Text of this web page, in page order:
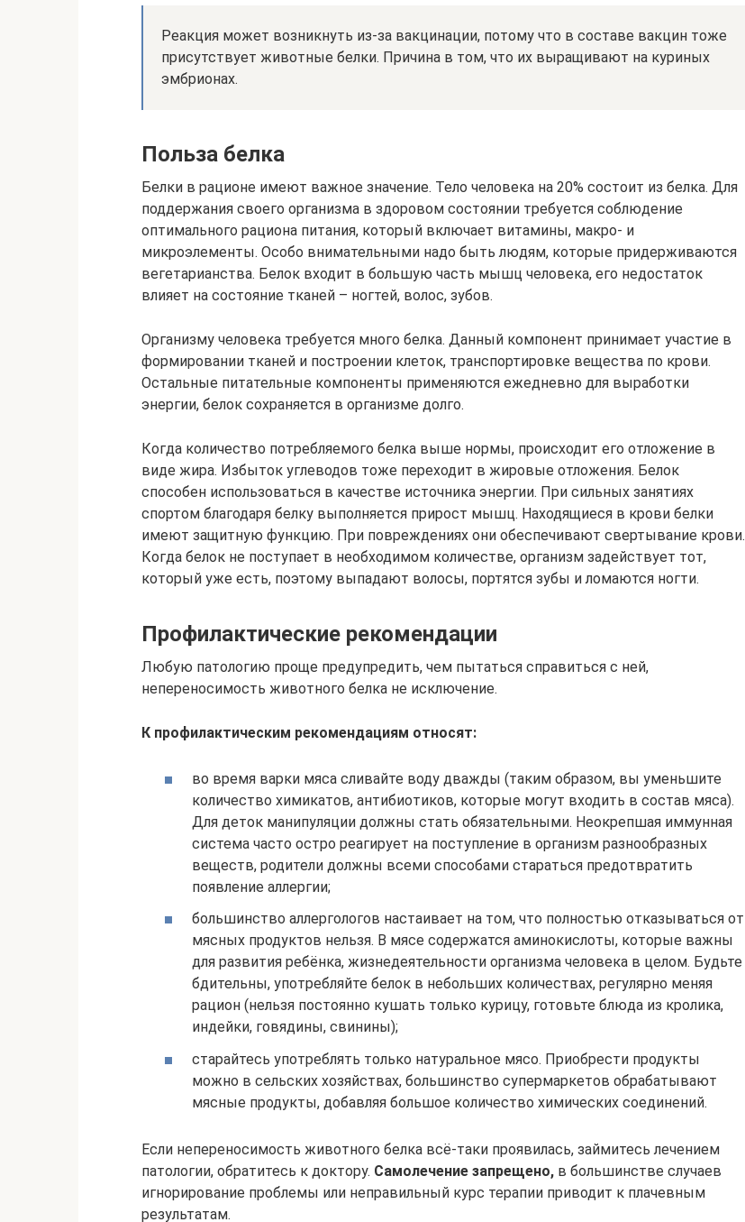
Реакция может возникнуть из-за вакцинации, потому что в составе вакцин тоже
присутствует животные белки. Причина в том, что их выращивают на куриных
эмбрионах.
Польза белка
Белки в рационе имеют важное значение. Тело человека на 20% состоит из белка. Для
поддержания своего организма в здоровом состоянии требуется соблюдение
оптимального рациона питания, который включает витамины, макро- и
микроэлементы. Особо внимательными надо быть людям, которые придерживаются
вегетарианства. Белок входит в большую часть мышц человека, его недостаток
влияет на состояние тканей – ногтей, волос, зубов.
Организму человека требуется много белка. Данный компонент принимает участие в
формировании тканей и построении клеток, транспортировке вещества по крови.
Остальные питательные компоненты применяются ежедневно для выработки
энергии, белок сохраняется в организме долго.
Когда количество потребляемого белка выше нормы, происходит его отложение в
виде жира. Избыток углеводов тоже переходит в жировые отложения. Белок
способен использоваться в качестве источника энергии. При сильных занятиях
спортом благодаря белку выполняется прирост мышц. Находящиеся в крови белки
имеют защитную функцию. При повреждениях они обеспечивают свертывание крови.
Когда белок не поступает в необходимом количестве, организм задействует тот,
который уже есть, поэтому выпадают волосы, портятся зубы и ломаются ногти.
Профилактические рекомендации
Любую патологию проще предупредить, чем пытаться справиться с ней,
непереносимость животного белка не исключение.
К профилактическим рекомендациям относят:
во время варки мяса сливайте воду дважды (таким образом, вы уменьшите
количество химикатов, антибиотиков, которые могут входить в состав мяса).
Для деток манипуляции должны стать обязательными. Неокрепшая иммунная
система часто остро реагирует на поступление в организм разнообразных
веществ, родители должны всеми способами стараться предотвратить
появление аллергии;
большинство аллергологов настаивает на том, что полностью отказываться от
мясных продуктов нельзя. В мясе содержатся аминокислоты, которые важны
для развития ребёнка, жизнедеятельности организма человека в целом. Будьте
бдительны, употребляйте белок в небольших количествах, регулярно меняя
рацион (нельзя постоянно кушать только курицу, готовьте блюда из кролика,
индейки, говядины, свинины);
старайтесь употреблять только натуральное мясо. Приобрести продукты
можно в сельских хозяйствах, большинство супермаркетов обрабатывают
мясные продукты, добавляя большое количество химических соединений.
Если непереносимость животного белка всё-таки проявилась, займитесь лечением
патологии, обратитесь к доктору. Самолечение запрещено, в большинстве случаев
игнорирование проблемы или неправильный курс терапии приводит к плачевным
результатам.